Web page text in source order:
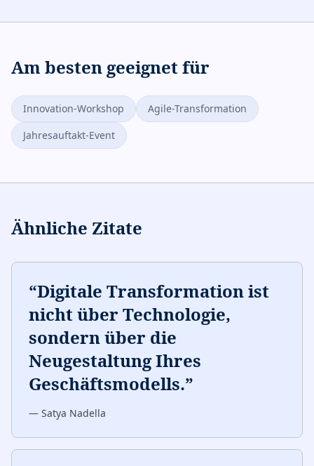
Am besten geeignet für
Innovation-Workshop
Agile-Transformation
Jahresauftakt-Event
Ähnliche Zitate
“Digitale Transformation ist
nicht über Technologie,
sondern über die
Neugestaltung Ihres
Geschäftsmodells.”
— Satya Nadella